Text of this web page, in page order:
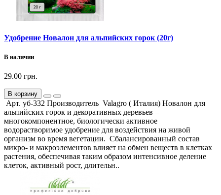
Удобрение Новалон для альпийских горок (20г)
В наличии
29.00 грн.
В корзину
Арт. уб-332 Производитель Valagro ( Италия) Новалон для
альпийских горок и декоративных деревьев –
многокомпонентное, биологически активное
водорастворимое удобрение для воздействия на живой
организм во время вегетации. Сбалансированный состав
микро- и макроэлементов влияет на обмен веществ в клетках
растения, обеспечивая таким образом интенсивное деление
клеток, активный рост, длительн..